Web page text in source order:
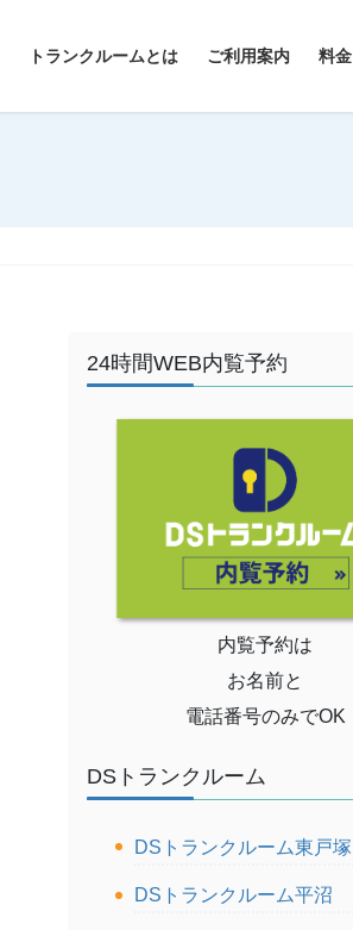
トランクルームとは ご利用案内 料金
24時間WEB内覧予約
内覧予約は
お名前と
電話番号のみでOK
DSトランクルーム
DSトランクルーム東戸塚
DSトランクルーム平沼